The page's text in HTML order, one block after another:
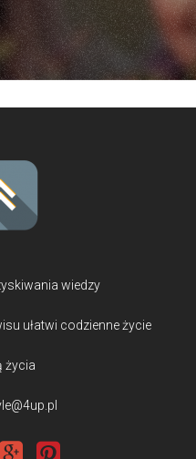
wiedzy
ułatwi codzienne życie
życia